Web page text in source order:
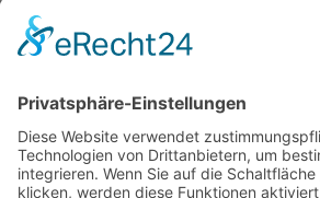
Tagen)
Anzahl unterschiedlicher Autoren der
Seiteneigenschaften